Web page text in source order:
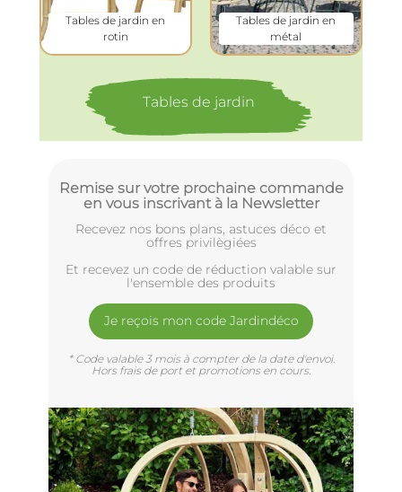
Tables de jardin en
rotin
Tables de jardin
Tables de jardin en
métal
Remise sur votre prochaine commande
en vous inscrivant à la Newsletter
Recevez nos bons plans, astuces déco et
offres privilègiées
Et recevez un code de réduction valable sur
l'ensemble des produits
Je reçois mon code Jardindéco
* Code valable 3 mois à compter de la date d'envoi.
Hors frais de port et promotions en cours.